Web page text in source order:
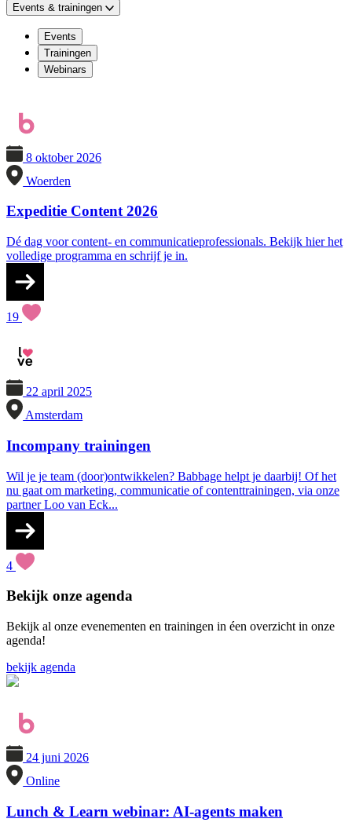
Events & trainingen
Events
Trainingen
Webinars
8 oktober 2026
Woerden
Expeditie Content 2026
Dé dag voor content- en communicatieprofessionals. Bekijk hier het
volledige programma en schrijf je in.
19
22 april 2025
Amsterdam
Incompany trainingen
Wil je je team (door)ontwikkelen? Babbage helpt je daarbij! Of het
nu gaat om marketing, communicatie of contenttrainingen, via onze
partner Loo van Eck...
4
Bekijk onze agenda
Bekijk al onze evenementen en trainingen in éen overzicht in onze
agenda!
bekijk agenda
24 juni 2026
Online
Lunch & Learn webinar: AI-agents maken